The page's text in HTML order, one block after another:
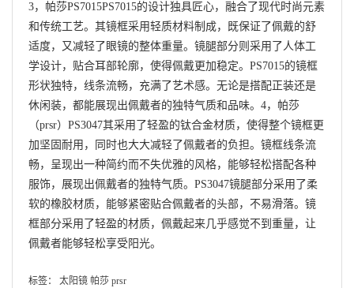
3，帕莎PS7015PS7015的设计独具匠心，融合了现代时尚元素
和传统工艺。其镜框采用轻质材料制成，既保证了佩戴的舒
适度，又减轻了眼镜的整体重量。镜腿部分则采用了人体工
学设计，贴合耳部轮廓，使得佩戴更加稳定。PS7015的镜框
形状独特，线条流畅，充满了艺术感。无论是搭配正装还是
休闲装，都能展现出佩戴者的独特气质和品味。4，帕莎
（prsr）PS3047其采用了轻盈的钛合金材质，使得整个镜框更
加坚固耐用，同时也大大减轻了佩戴者的负担。镜框线条流
畅，呈现出一种简约而不失优雅的风格，能够轻松搭配各种
服饰，展现出佩戴者的独特气质。PS3047镜腿部分采用了柔
软的橡胶材质，能够紧密贴合佩戴者的头部，不易滑落。镜
框部分采用了轻盈的材质，佩戴起来几乎感觉不到重量，让
佩戴者能够轻松享受阳光。
标签： 太阳镜 帕莎 prsr